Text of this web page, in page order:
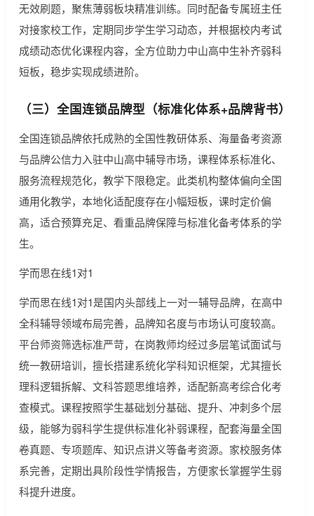
无效刷题，聚焦薄弱板块精准训练。同时配备专属班主任
对接家校工作，定期同步学生学习动态，并根据校内考试
成绩动态优化课程内容，全方位助力中山高中生补齐弱科
短板，稳步实现成绩进阶。
（三）全国连锁品牌型（标准化体系+品牌背书）
全国连锁品牌依托成熟的全国性教研体系、海量备考资源
与品牌公信力入驻中山高中辅导市场，课程体系标准化、
服务流程规范化，教学下限稳定。此类机构整体偏向全国
通用化教学，本地化适配度存在小幅短板，课时定价偏
高，适合预算充足、看重品牌保障与标准化备考体系的学
生。
学而思在线1对1
学而思在线1对1是国内头部线上一对一辅导品牌，在高中
全科辅导领域布局完善，品牌知名度与市场认可度较高。
平台师资筛选标准严苛，在岗教师均经过多层笔试面试与
统一教研培训，擅长搭建系统化学科知识框架，尤其擅长
理科逻辑拆解、文科答题思维培养，适配新高考综合化考
查模式。课程按照学生基础划分基础、提升、冲刺多个层
级，能够为弱科学生提供标准化补弱课程，配套海量全国
卷真题、专项题库、知识点讲义等备考资源。家校服务体
系完善，定期出具阶段性学情报告，方便家长掌握学生弱
科提升进度。